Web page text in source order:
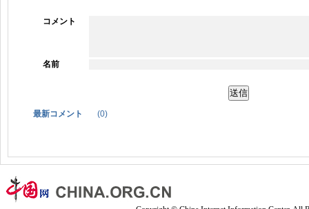
コメント
名前
最新コメント (0)